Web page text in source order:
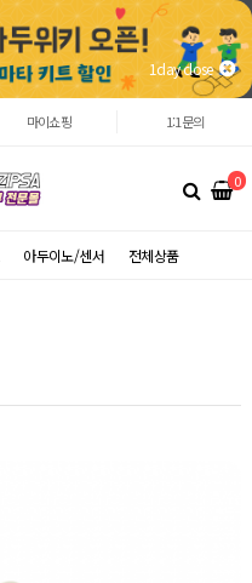
1day close
마이쇼핑 1:1문의
0
아두이노/센서 전체상품